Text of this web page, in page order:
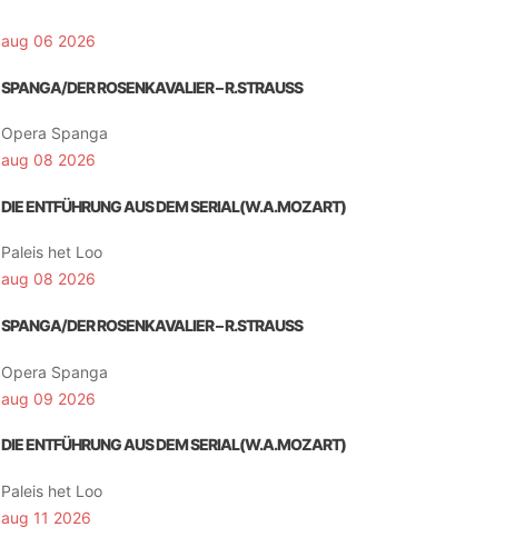
aug 06 2026
SPANGA/DER ROSENKAVALIER – R.STRAUSS
Opera Spanga
aug 08 2026
DIE ENTFÜHRUNG AUS DEM SERIAL(W.A.MOZART)
Paleis het Loo
aug 08 2026
SPANGA/DER ROSENKAVALIER – R.STRAUSS
Opera Spanga
aug 09 2026
DIE ENTFÜHRUNG AUS DEM SERIAL(W.A.MOZART)
Paleis het Loo
aug 11 2026